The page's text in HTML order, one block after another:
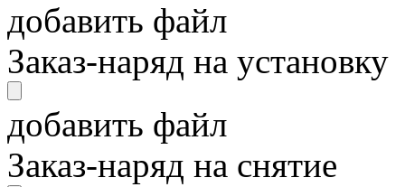
добавить файл
Заказ-наряд на установку
добавить файл
Заказ-наряд на снятие